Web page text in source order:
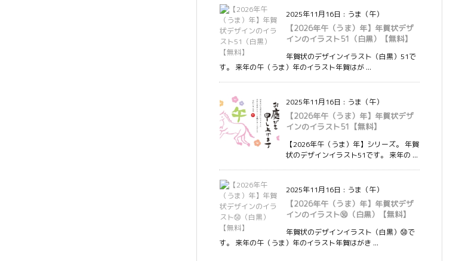
2025年11月16日 : うま（午）
【2026年午（うま）年】年賀状デザ
インのイラスト51（白黒）【無料】
年賀状のデザインイラスト（白黒）51で
す。 来年の午（うま）年のイラスト年賀はが ...
2025年11月16日 : うま（午）
【2026年午（うま）年】年賀状デザ
インのイラスト51【無料】
【2026年午（うま）年】シリーズ。 年賀
状のデザインイラスト51です。 来年の ...
2025年11月16日 : うま（午）
【2026年午（うま）年】年賀状デザ
インのイラスト㊿（白黒）【無料】
年賀状のデザインイラスト（白黒）㊿で
す。 来年の午（うま）年のイラスト年賀はがき ...